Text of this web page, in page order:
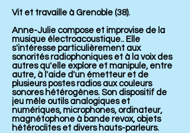
Vit et travaille à Grenoble (38).
Anne-Julie compose et improvise de la
musique électroacoustique.. Elle
s'intéresse particulièrement aux
sonorités radiophoniques et à la voix des
autres qu'elle explore et manipule, entre
autre, à l'aide d'un émetteur et de
plusieurs postes radios aux couleurs
sonores hétérogènes. Son dispositif de
jeu mêle outils analogiques et
numériques, microphones, ordinateur,
magnétophone à bande revox, objets
hétéroclites et divers hauts-parleurs.